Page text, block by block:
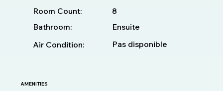
Room Count:
8
Bathroom:
Ensuite
Air Condition:
Pas disponible
AMENITIES